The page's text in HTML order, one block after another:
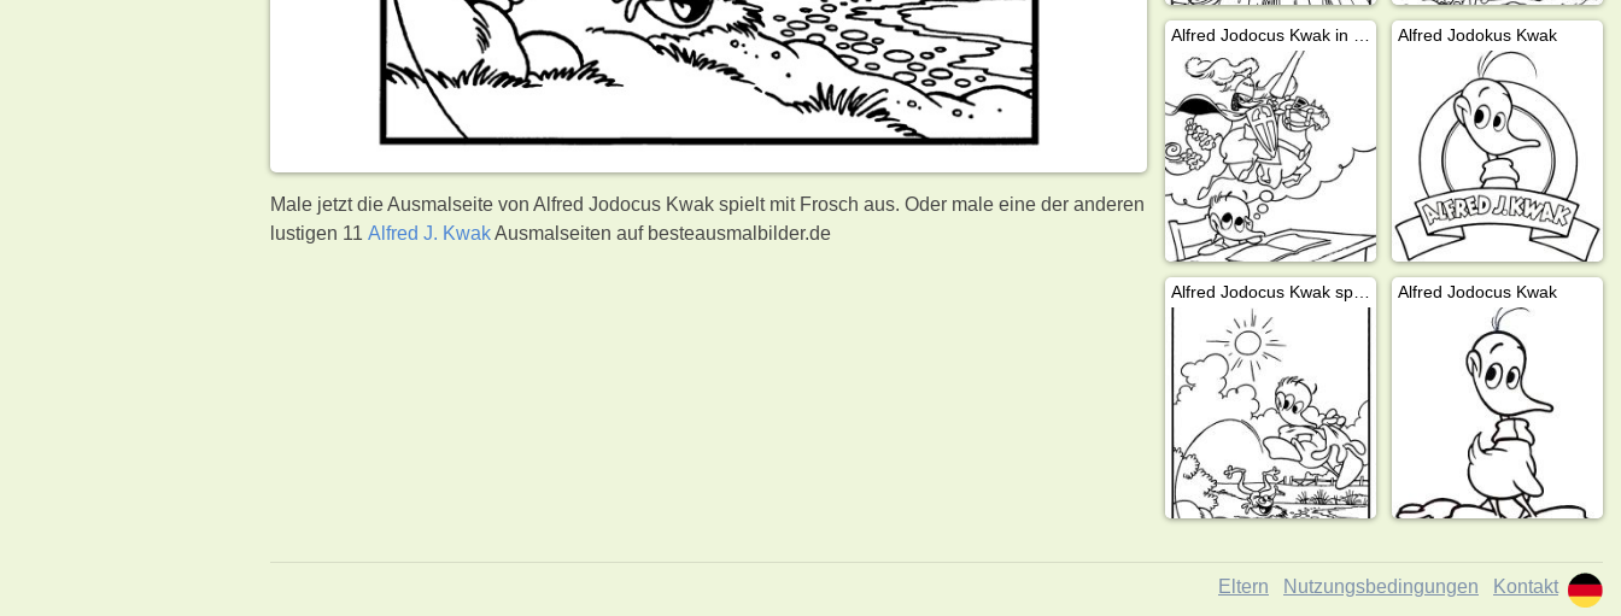
Male jetzt die Ausmalseite von Alfred Jodocus Kwak spielt mit Frosch aus. Oder male eine der anderen
lustigen 11Alfred J. KwakAusmalseiten auf besteausmalbilder.de
Alfred Jodokus Kwak
Alfred Jodocus Kwak spielt mit Frosch Alfred Jodocus Kwak
Eltern Nutzungsbedingungen Kontakt